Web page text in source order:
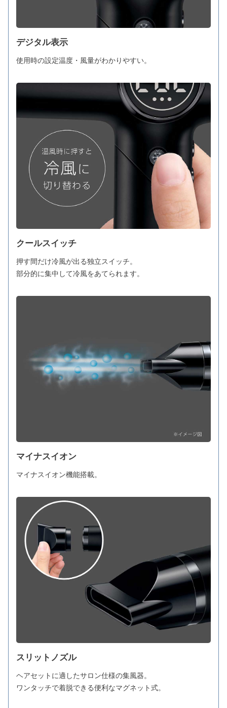
デジタル表示
使用時の設定温度・風量がわかりやすい。
クールスイッチ
押す間だけ冷風が出る独立スイッチ。
部分的に集中して冷風をあてられます。
マイナスイオン
マイナスイオン機能搭載。
スリットノズル
ヘアセットに適したサロン仕様の集風器。
ワンタッチで着脱できる便利なマグネット式。